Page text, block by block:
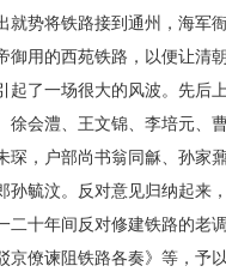
就势将铁路接到通州，海军
御用的西苑铁路，以便让清
起了一场很大的风波。先后
徐会澧、王文锦、李培元、
琛，户部尚书翁同龢、孙家
孙毓汶。反对意见归纳起来
二十年间反对修建铁路的老
京僚谏阻铁路各奏》等，予